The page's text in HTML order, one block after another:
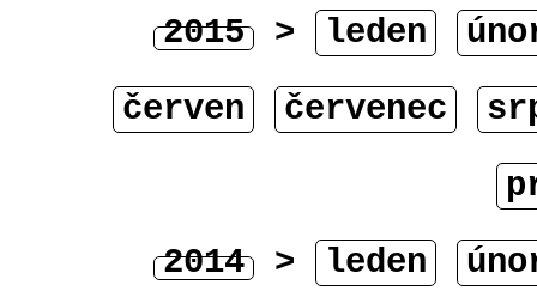
2015 > leden
červen
červenec
2014 > leden